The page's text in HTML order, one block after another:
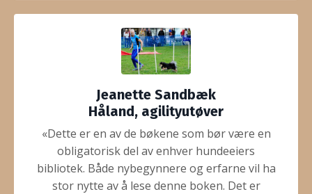
Jeanette Sandbæk
Håland, agilityutøver
«Dette er en av de bøkene som bør være en
obligatorisk del av enhver hundeeiers
bibliotek. Både nybegynnere og erfarne vil ha
stor nytte av å lese denne boken. Det er